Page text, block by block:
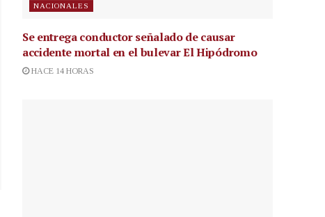
NACIONALES
Se entrega conductor señalado de causar
accidente mortal en el bulevar El Hipódromo
HACE 14 HORAS